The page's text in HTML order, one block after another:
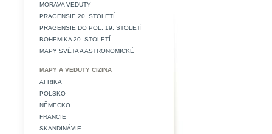
MORAVA VEDUTY
PRAGENSIE 20. STOLETÍ
PRAGENSIE DO POL. 19. STOLETÍ
BOHEMIKA 20. STOLETÍ
MAPY SVĚTA A ASTRONOMICKÉ
MAPY A VEDUTY CIZINA
AFRIKA
POLSKO
NĚMECKO
FRANCIE
SKANDINÁVIE